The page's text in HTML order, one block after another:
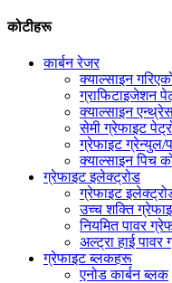
कोटीहरू
कार्बन रेजर
क्याल्साइन
ग्राफिटाइजेशन
क्याल्साइन
सेमी ग्रेफाइट
ग्रेफाइट ग्रेन्युल/
क्याल्साइन पिच
ग्रेफाइट इलेक्ट्रोड
ग्रेफाइट
उच्च शक्ति
नियमित पावर
अल्ट्रा हाई
ग्रेफाइट ब्लकहरू
एनोड कार्बन ब्लक